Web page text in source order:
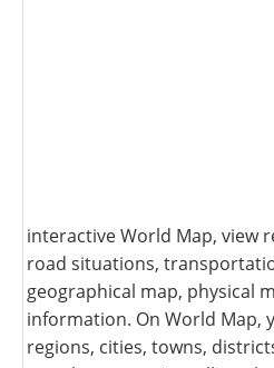
interactive World Map, view
road situations,
geographical map, physical
information. On World Map,
regions, cities, towns,